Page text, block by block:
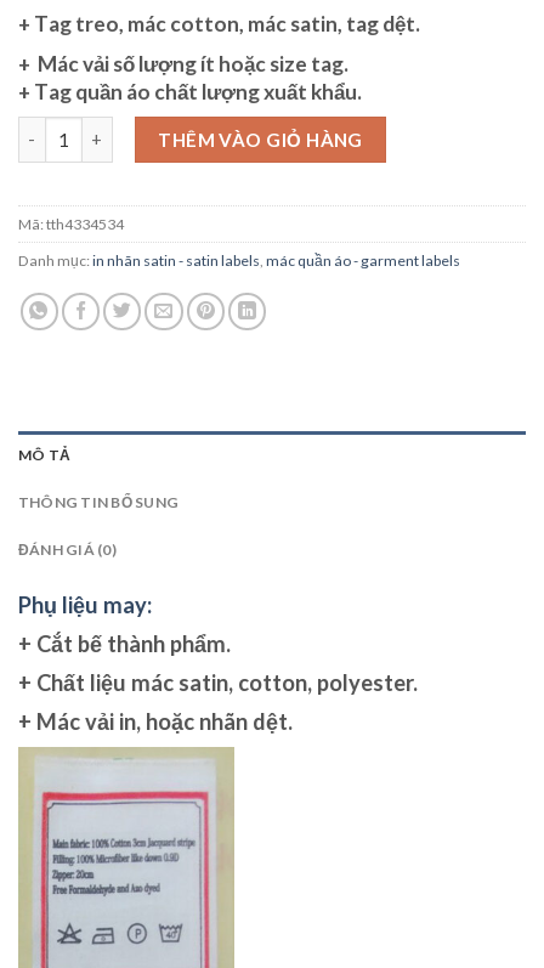
+ Tag treo, mác cotton, mác satin, tag dệt.
+ Mác vảisố lượng ít hoặc size tag.
+ Tag quần áo chất lượng xuất khẩu.
In nhãn mác quần áo số lượng ít số lượng
THÊM VÀO GIỎ HÀNG
Mã:tth4334534
Danh mục:in nhãn satin - satin labels mác quần áo - garment labels
MÔ TẢ
THÔNG TIN BỔ SUNG
ĐÁNH GIÁ (0)
Phụ liệu may:
+ Cắt bế thành phẩm.
+ Chất liệu mác satin, cotton, polyester.
+ Mác vải in, hoặc nhãn dệt.